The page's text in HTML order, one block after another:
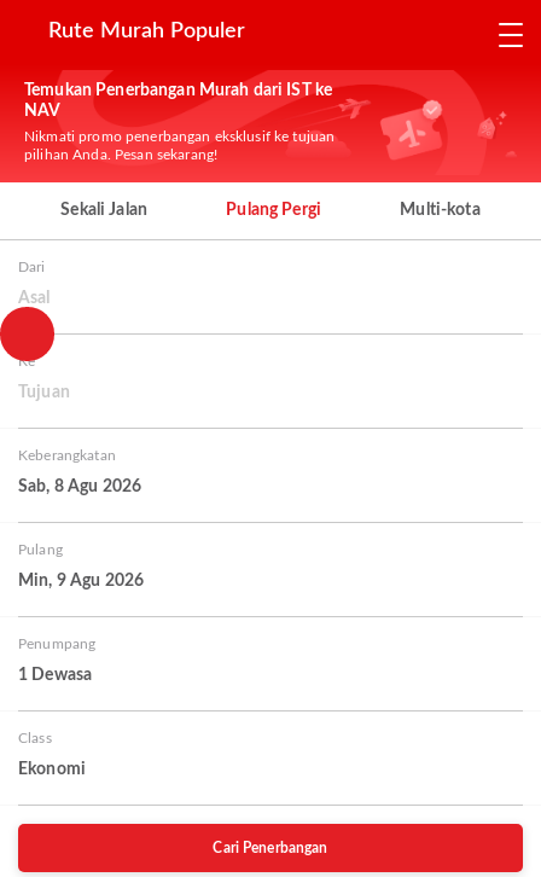
Rute Murah Populer
Temukan Penerbangan Murah dari IST ke
NAV
Nikmati promo penerbangan eksklusif ke tujuan
pilihan Anda. Pesan sekarang!
Sekali Jalan Pulang Pergi Multi-kota
Dari
Asal
Ke
Tujuan
Keberangkatan
Sab, 8 Agu 2026
Pulang
Min, 9 Agu 2026
Penumpang
1 Dewasa
Class
Ekonomi
Cari Penerbangan